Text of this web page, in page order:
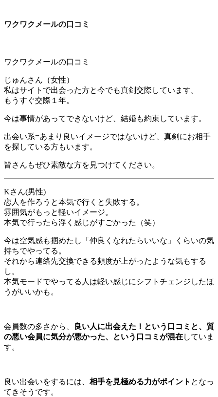
ワクワクメールの口コミ
ワクワクメールの口コミ
じゅんさん（女性）
私はサイトで出会った方と今でも真剣交際しています。
もうすぐ交際１年。
今は事情があってできないけど、結婚も約束しています。
出会い系=あまり良いイメージではないけど、真剣にお相手
を探している方もいます。
皆さんもぜひ素敵な方を見つけてください。
Kさん(男性)
恋人を作ろうと本気で行くと失敗する。
雰囲気がもっと軽いイメージ。
本気で行ったら浮く感じがすごかった（笑）
今は空気感も掴めたし「仲良くなれたらいいな」くらいの気
持ちでやってる。
それから連絡先交換できる頻度が上がったような気もする
し。
本気モードでやってる人は軽い感じにシフトチェンジしたほ
うがいいかも。
会員数の多さから、
良い人に出会えた！という口コミと、質
の悪い会員に気分が悪かった、という口コミが混在していま
す。
良い出会いをするには、 相手を見極める力がポイント となっ
てきそうです。